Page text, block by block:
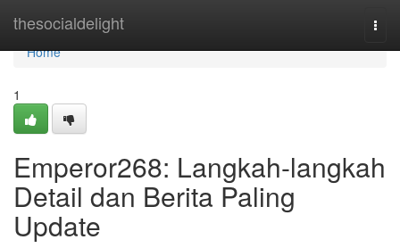
thesocialdelight
Home
Home
1
Emperor268: Langkah-langkah
Detail dan Berita Paling
Update